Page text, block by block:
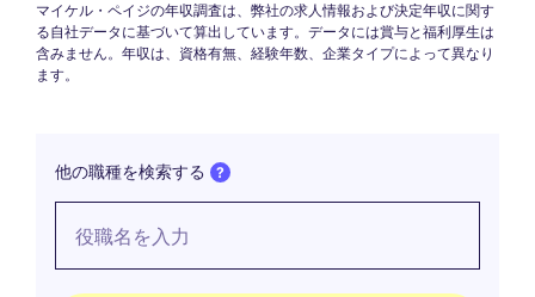
他の職種を検索する
マイケル・ペイジの年収調査は、弊社の求人情報および決定年収に関す
る自社データに基づいて算出しています。データには賞与と福利厚生は
含みません。年収は、資格有無、経験年数、企業タイプによって異なり
ます。